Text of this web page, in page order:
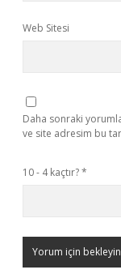
Web Sitesi
Daha sonraki
ve site adresim bu
10 - 4 kaçtır?*